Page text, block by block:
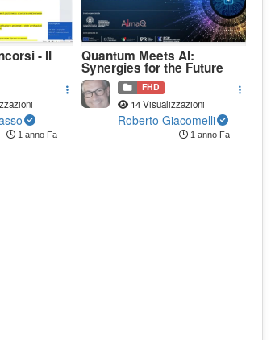
- II
1 anno Fa
Quantum Meets AI:
Synergies for the Future
FHD
14 Visualizzazioni
Roberto Giacomelli
1 anno Fa